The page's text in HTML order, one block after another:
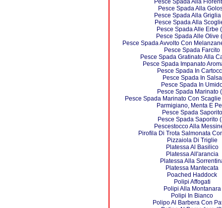
Pesce Spada Alla
Pesce Spada Alla
Pesce Spada Alla
Pesce Spada Alla
Pesce Spada Alle Erbe
Pesce Spada Alle Olive
Pesce Spada Avvolto Con
Pesce Spada Farcito
Pesce Spada Gratinato Alla
Pesce Spada Impanato
Pesce Spada In
Pesce Spada In Salsa
Pesce Spada In
Pesce Spada Marinato
Pesce Spada Marinato Con
Parmigiano, Menta E
Pesce Spada Saporito
Pesce Spada Saporito
Pescestocco Alla
Pirofila Di Trota Salmonata
Pizzaiola Di Triglie
Platessa Al Basilico
Platessa All'arancia
Platessa Alla
Platessa Mantecata
Poached Haddock
Polipi Affogati
Polipi Alla Montanara
Polipi In Bianco
Polipo Al Barbera Con